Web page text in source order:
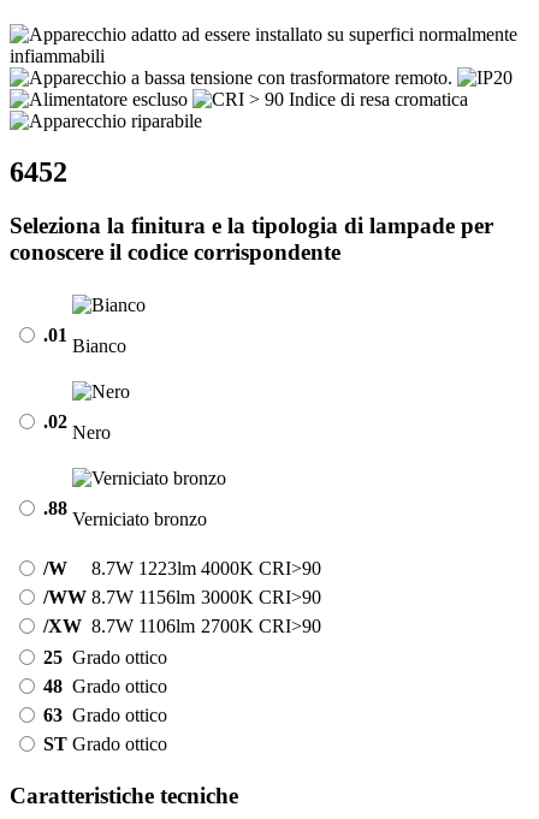
6452
Seleziona la finitura e la tipologia di lampade per
conoscere il codice corrispondente
.01
Bianco
.02
Nero
.88
Verniciato bronzo
/W 8.7W 1223lm 4000K CRI>90
/WW 8.7W 1156lm 3000K CRI>90
/XW 8.7W 1106lm 2700K CRI>90
25 Grado ottico
48 Grado ottico
63 Grado ottico
ST Grado ottico
Caratteristiche tecniche